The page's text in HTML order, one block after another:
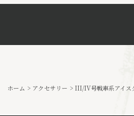
ホーム > アクセサリー > III/IV号戦車系アイス